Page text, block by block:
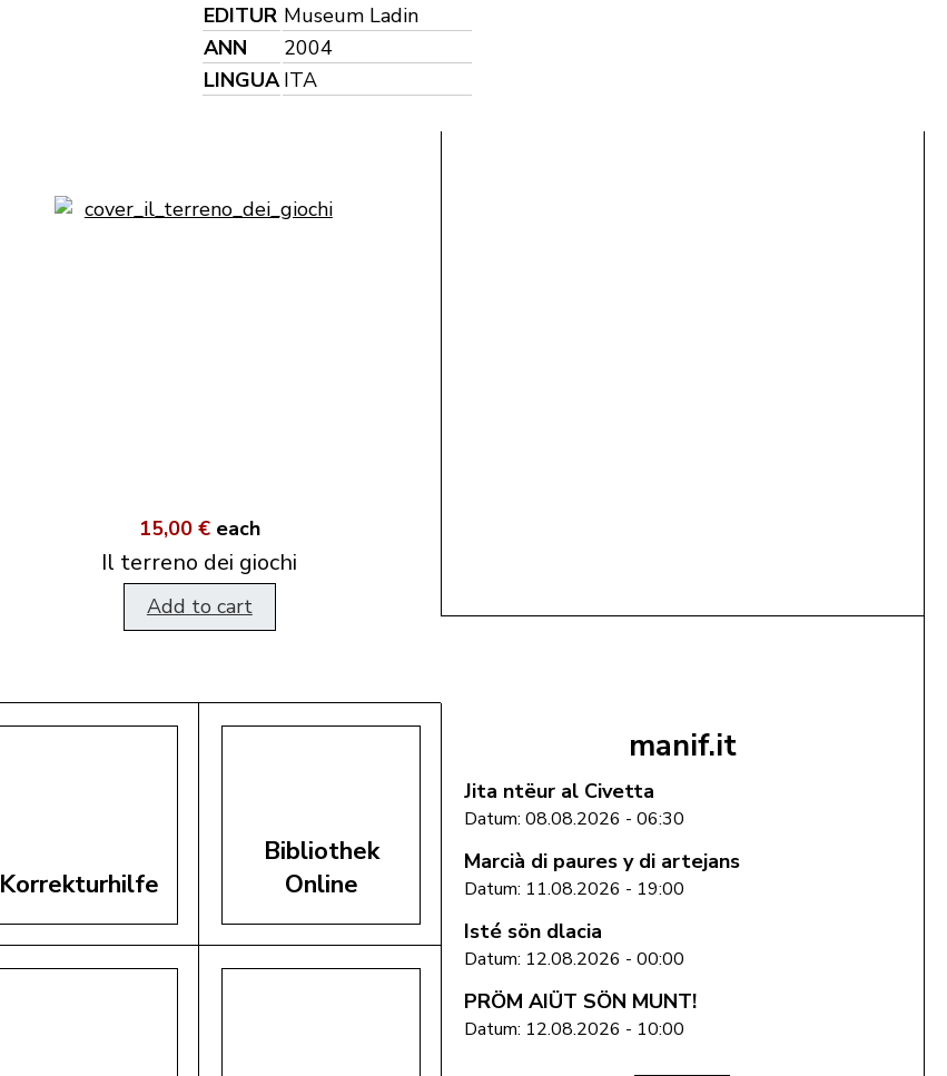
EDITUR Museum Ladin
ANN
2004
LINGUA ITA
15,00 € each
Il terreno dei giochi
Add to cart
Korrekturhilfe
Bibliothek
Online
manif.it
Jita ntëur al Civetta
Datum: 08.08.2026 - 06:30
Marcià di paures y di artejans
Datum: 11.08.2026 - 19:00
Isté sön dlacia
Datum: 12.08.2026 - 00:00
PRÖM AIÜT SÖN MUNT!
Datum: 12.08.2026 - 10:00